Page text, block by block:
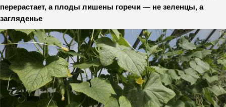
перерастает, а плоды лишены горечи — не зеленцы, а
загляденье